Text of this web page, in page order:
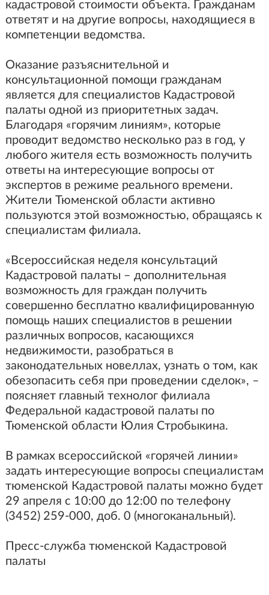
кадастровой стоимости объекта. Гражданам
ответят и на другие вопросы, находящиеся в
компетенции ведомства.
Оказание разъяснительной и
консультационной помощи гражданам
является для специалистов Кадастровой
палаты одной из приоритетных задач.
Благодаря «горячим линиям», которые
проводит ведомство несколько раз в год, у
любого жителя есть возможность получить
ответы на интересующие вопросы от
экспертов в режиме реального времени.
Жители Тюменской области активно
пользуются этой возможностью, обращаясь к
специалистам филиала.
«Всероссийская неделя консультаций
Кадастровой палаты – дополнительная
возможность для граждан получить
совершенно бесплатно квалифицированную
помощь наших специалистов в решении
различных вопросов, касающихся
недвижимости, разобраться в
законодательных новеллах, узнать о том, как
обезопасить себя при проведении сделок», –
поясняет главный технолог филиала
Федеральной кадастровой палаты по
Тюменской области Юлия Стробыкина.
В рамках всероссийской «горячей линии»
задать интересующие вопросы специалистам
тюменской Кадастровой палаты можно будет
29 апреля с 10:00 до 12:00 по телефону
(3452) 259-000, доб. 0 (многоканальный).
Пресс-служба тюменской Кадастровой
палаты